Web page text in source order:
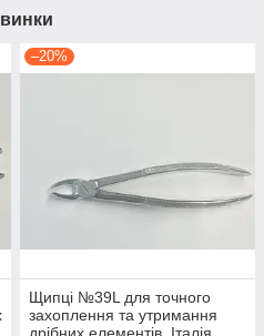
–20%
Щипці №39L для точного
захоплення та утримання